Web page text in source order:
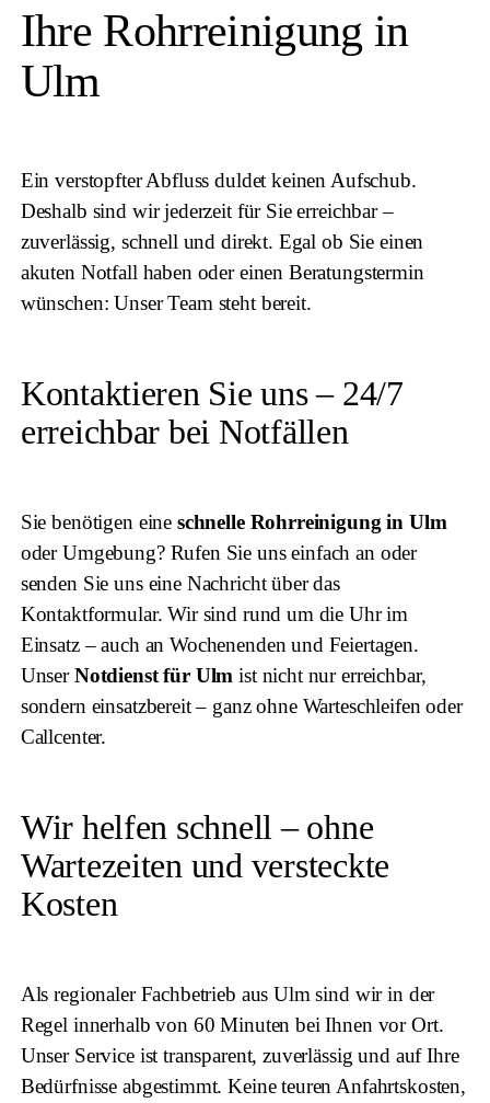
Ihre Rohrreinigung in
Ulm
Ein verstopfter Abfluss duldet keinen Aufschub.
Deshalb sind wir jederzeit für Sie erreichbar –
zuverlässig, schnell und direkt. Egal ob Sie einen
akuten Notfall haben oder einen Beratungstermin
wünschen: Unser Team steht bereit.
Kontaktieren Sie uns – 24/7
erreichbar bei Notfällen
Sie benötigen eine schnelle Rohrreinigung in Ulm
oder Umgebung? Rufen Sie uns einfach an oder
senden Sie uns eine Nachricht über das
Kontaktformular. Wir sind rund um die Uhr im
Einsatz – auch an Wochenenden und Feiertagen.
UnserNotdienst für Ulm ist nicht nur erreichbar,
sondern einsatzbereit – ganz ohne Warteschleifen oder
Callcenter.
Wir helfen schnell – ohne
Wartezeiten und versteckte
Kosten
Als regionaler Fachbetrieb aus Ulm sind wir in der
Regel innerhalb von 60 Minuten bei Ihnen vor Ort.
Unser Service ist transparent, zuverlässig und auf Ihre
Bedürfnisse abgestimmt. Keine teuren Anfahrtskosten,